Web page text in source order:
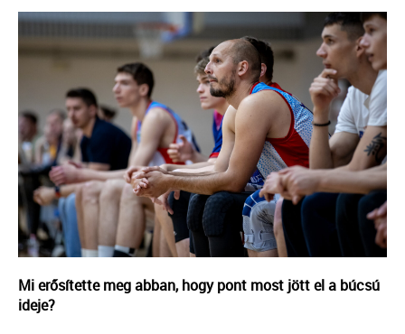
Mi erősítette meg abban, hogy pont most jött el a búcsú
ideje?